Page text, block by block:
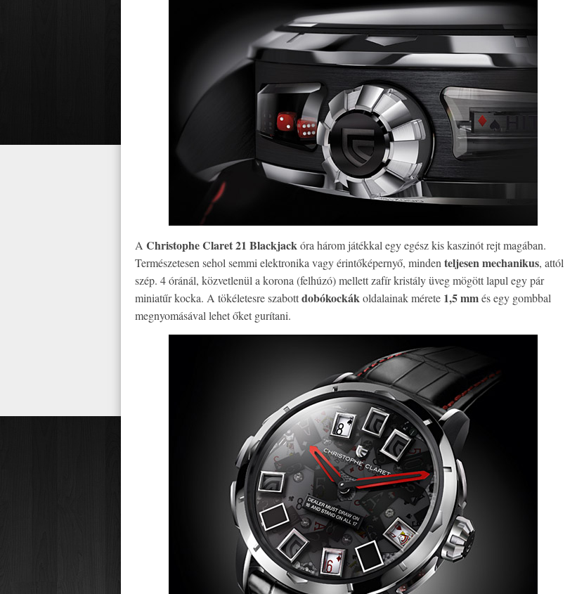
A Christophe Claret 21 Blackjackóra három játékkal egy egész kis kaszinót rejt magában.
Természetesen sehol semmi elektronika vagy érintőképernyő, minden teljesen mechanikus, attól
szép. 4 óránál, közvetlenül a korona (felhúzó) mellett zafír kristály üveg mögött lapul egy pár
miniatűr kocka. A tökéletesre szabottdobókockákoldalainak mérete 1,5 mmés egy gombbal
megnyomásával lehet őket gurítani.